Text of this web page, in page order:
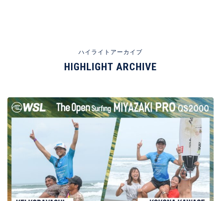
ハイライトアーカイブ
HIGHLIGHT ARCHIVE